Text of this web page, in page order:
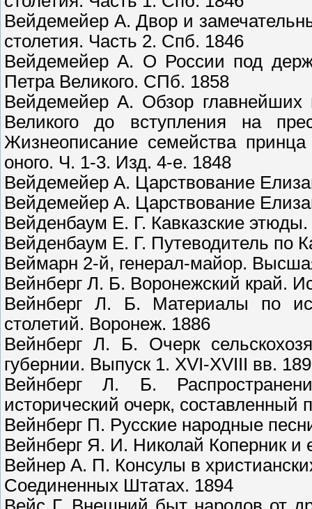
Вейдемейер А. Двор и
столетия. Часть 2. Спб. 1846
Вейдемейер А. О России под
Петра Великого. СПб. 1858
Вейдемейер А. Обзор
Великого до вступления на
Жизнеописание семейства
оного. Ч. 1-3. Изд. 4-е. 1848
Вейдемейер А. Царствование
Вейдемейер А. Царствование
Вейденбаум Е. Г. Кавказские этюды.
Вейденбаум Е. Г. Путеводитель по
Веймарн 2-й, генерал-майор.
Вейнберг Л. Б. Воронежский край.
Вейнберг Л. Б. Материалы по
столетий. Воронеж. 1886
Вейнберг Л. Б. Очерк
губернии. Выпуск 1. XVI-XVIII вв.
Вейнберг Л. Б.
исторический очерк,
Вейнберг П. Русские народные
Вейнберг Я. И. Николай Коперник и
Вейнер А. П. Консулы в
Соединенных Штатах. 1894